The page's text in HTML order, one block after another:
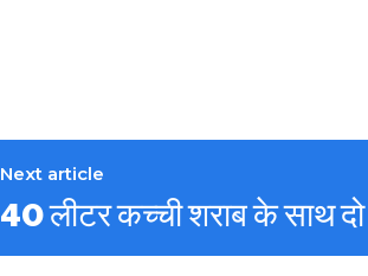
Next article
40 लीटर कच्ची शराब के साथ दो